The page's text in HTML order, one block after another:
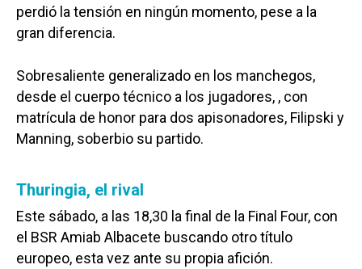
perdió la tensión en ningún momento, pese a la
gran diferencia.
Sobresaliente generalizado en los manchegos,
desde el cuerpo técnico a los jugadores, , con
matrícula de honor para dos apisonadores, Filipski y
Manning, soberbio su partido.
Thuringia, el rival
Este sábado, a las 18,30 la final de la Final Four, con
el BSR Amiab Albacete buscando otro título
europeo, esta vez ante su propia afición.